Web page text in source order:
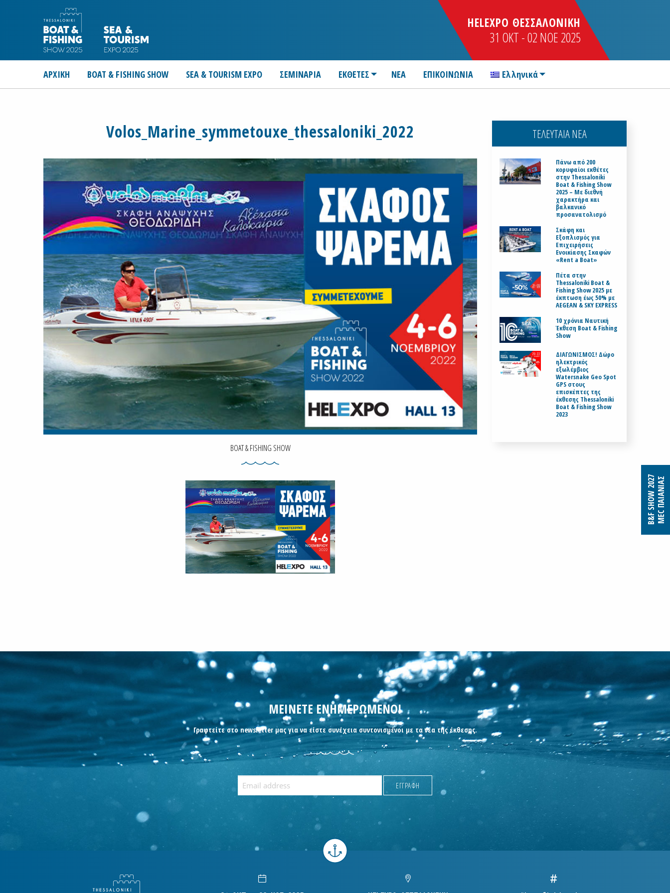
HELEXPO ΘΕΣΣΑΛΟΝΙΚΗ
31 OKT - 02 NOE 2025
ΑΡΧΙΚΗ BOAT & FISHING SHOW SEA & TOURISM EXPO ΣΕΜΙΝΑΡΙΑ ΕΚΘΕΤΕΣ ΝΕΑ ΕΠΙΚΟΙΝΩΝΙΑ Ελληνικά
Volos_Marine_symmetouxe_thessaloniki_2022
BOAT & FISHING SHOW
ΤΕΛΕΥΤΑΙΑ ΝΕΑ
Πάνω από 200
κορυφαίοι εκθέτες
στην Thessaloniki
Boat & Fishing Show
2025 – Με διεθνή
χαρακτήρα και
βαλκανικό
προσανατολισμό
Σκάφη και
Εξοπλισμός για
Επιχειρήσεις
Ενοικίασης Σκαφών
«Rent a Boat»
Πέτα στην
Thessaloniki Boat &
Fishing Show 2025 με
έκπτωση έως 50% με
AEGEAN & SKY EXPRESS
10 χρόνια Ναυτική
Έκθεση Boat & Fishing
Show
ΔΙΑΓΩΝΙΣΜΟΣ! Δώρο
ηλεκτρικός
εξωλέμβιος
Watersnake Geo Spot
GPS στους
επισκέπτες της
έκθεσης Thessaloniki
Boat & Fishing Show
2023
B&F SHOW 2027MEC ΠΑΙΑΝΙΑΣ
ΜΕΙΝΕΤΕ ΕΝΗΜΕΡΩΜΕΝΟΙ
Γραφτείτε στο newsletter μας για να είστε συνέχεια συντονισμένοι με τα νέα της έκθεσης.